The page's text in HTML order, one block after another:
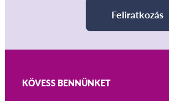
Feliratkozás
KÖVESS BENNÜNKET